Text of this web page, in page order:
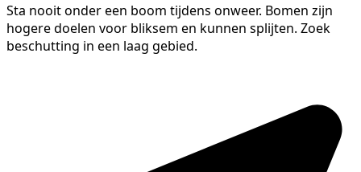
Sta nooit onder een boom tijdens onweer. Bomen zijn
hogere doelen voor bliksem en kunnen splijten. Zoek
beschutting in een laag gebied.